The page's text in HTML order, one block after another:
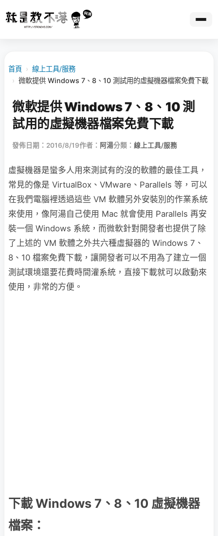
首頁 › 線上工具/服務
› 微軟提供 Windows 7、8、10 測試用的虛擬機器檔案免費下載
微軟提供 Windows 7、8、10 測
試用的虛擬機器檔案免費下載
發佈日期：2016/8/19作者： 阿湯分類： 線上工具/服務
虛擬機器是蠻多人用來測試有的沒的軟體的最佳工具，
常見的像是 VirtualBox、VMware、Parallels 等，可以
在我們電腦裡透過這些 VM 軟體另外安裝別的作業系統
來使用，像阿湯自己使用 Mac 就會使用 Parallels 再安
裝一個 Windows 系統，而微軟針對開發者也提供了除
了上述的 VM 軟體之外共六種虛擬器的 Windows 7、
8、10 檔案免費下載，讓開發者可以不用為了建立一個
測試環境還要花費時間灌系統，直接下載就可以啟動來
使用，非常的方便。
下載 Windows 7、8、10 虛擬機器
檔案：